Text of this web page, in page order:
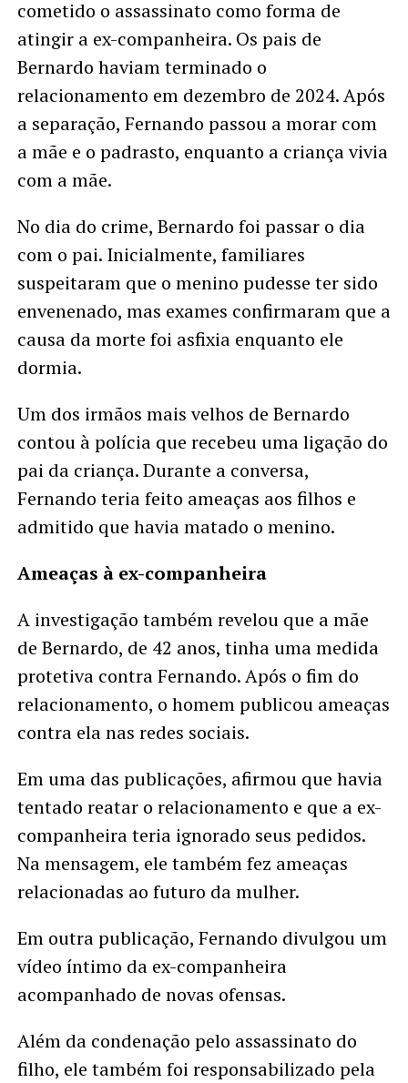
cometido o assassinato como forma de
atingir a ex-companheira. Os pais de
Bernardo haviam terminado o
relacionamento em dezembro de 2024. Após
a separação, Fernando passou a morar com
a mãe e o padrasto, enquanto a criança vivia
com a mãe.
No dia do crime, Bernardo foi passar o dia
com o pai. Inicialmente, familiares
suspeitaram que o menino pudesse ter sido
envenenado, mas exames confirmaram que a
causa da morte foi asfixia enquanto ele
dormia.
Um dos irmãos mais velhos de Bernardo
contou à polícia que recebeu uma ligação do
pai da criança. Durante a conversa,
Fernando teria feito ameaças aos filhos e
admitido que havia matado o menino.
Ameaças à ex-companheira
A investigação também revelou que a mãe
de Bernardo, de 42 anos, tinha uma medida
protetiva contra Fernando. Após o fim do
relacionamento, o homem publicou ameaças
contra ela nas redes sociais.
Em uma das publicações, afirmou que havia
tentado reatar o relacionamento e que a ex-
companheira teria ignorado seus pedidos.
Na mensagem, ele também fez ameaças
relacionadas ao futuro da mulher.
Em outra publicação, Fernando divulgou um
vídeo íntimo da ex-companheira
acompanhado de novas ofensas.
Além da condenação pelo assassinato do
filho, ele também foi responsabilizado pela